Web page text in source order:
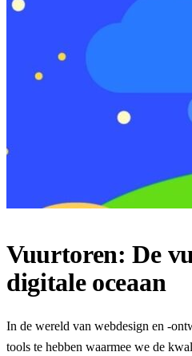
Vuurtoren: De
digitale oceaan
In de wereld van webdesign en -
tools te hebben waarmee we de